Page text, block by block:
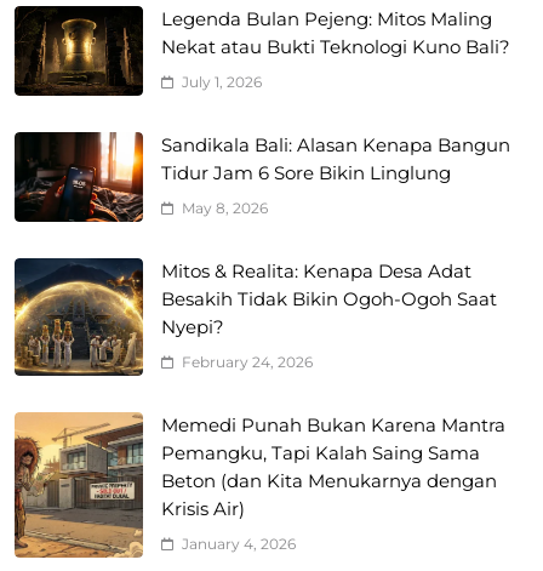
Legenda Bulan Pejeng: Mitos Maling
Nekat atau Bukti Teknologi Kuno Bali?
July 1, 2026
Sandikala Bali: Alasan Kenapa Bangun
Tidur Jam 6 Sore Bikin Linglung
May 8, 2026
Mitos & Realita: Kenapa Desa Adat
Besakih Tidak Bikin Ogoh-Ogoh Saat
Nyepi?
February 24, 2026
Memedi Punah Bukan Karena Mantra
Pemangku, Tapi Kalah Saing Sama
Beton (dan Kita Menukarnya dengan
Krisis Air)
January 4, 2026